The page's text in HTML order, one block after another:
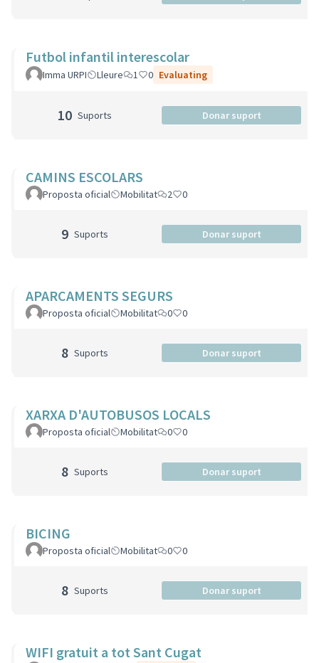
Futbol infantil interescolar
Imma URPI Lleure 1 0 Evaluating
10 Suports Donar suport
CAMINS ESCOLARS
Proposta oficial Mobilitat 2 0
9 Suports Donar suport
APARCAMENTS SEGURS
Proposta oficial Mobilitat 0 0
8 Suports Donar suport
XARXA D'AUTOBUSOS LOCALS
Proposta oficial Mobilitat 0 0
8 Suports Donar suport
BICING
Proposta oficial Mobilitat 0 0
8 Suports Donar suport
WIFI gratuit a tot Sant Cugat